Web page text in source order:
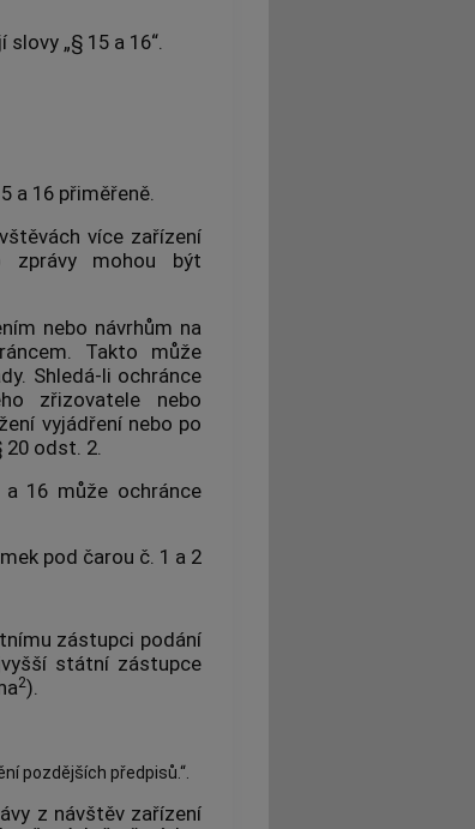
„§ 15 a 16“.
a 16 přiměřeně.
více zařízení
zprávy mohou být
nebo návrhům na
Takto může
Shledá-li ochránce
zřizovatele nebo
vyjádření nebo po
odst. 2.
16 může ochránce
pod čarou č. 1 a 2
zástupci podání
státní zástupce
2).
pozdějších předpisů.“.
z návštěv zařízení